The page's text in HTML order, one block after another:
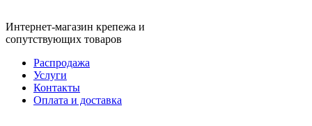
Интернет-магазин крепежа и
сопутствующих товаров
Распродажа
Услуги
Контакты
Оплата и доставка